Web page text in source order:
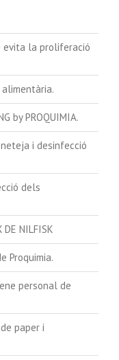
evita la proliferació
by PROQUIMIA.
i desinfecció
dels
DE NILFISK
Proquimia.
personal de
paper i